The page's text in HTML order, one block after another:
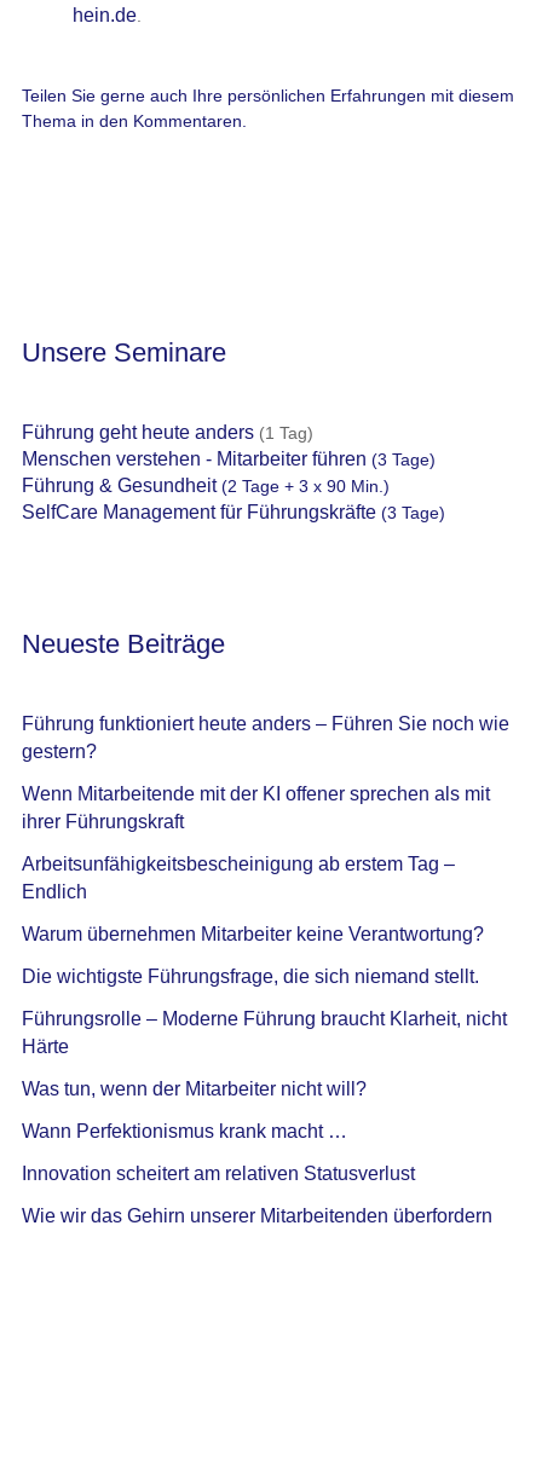
hein.de.
Teilen Sie gerne auch Ihre persönlichen Erfahrungen mit diesem
Thema in den Kommentaren.
Unsere Seminare
Führung geht heute anders(1 Tag)
Menschen verstehen - Mitarbeiter führen (3 Tage)
Führung & Gesundheit(2 Tage + 3 x 90 Min.)
SelfCare Management für Führungskräfte(3 Tage)
Neueste Beiträge
Führung funktioniert heute anders – Führen Sie noch wie
gestern?
Wenn Mitarbeitende mit der KI offener sprechen als mit
ihrer Führungskraft
Arbeitsunfähigkeitsbescheinigung ab erstem Tag –
Endlich
Warum übernehmen Mitarbeiter keine Verantwortung?
Die wichtigste Führungsfrage, die sich niemand stellt.
Führungsrolle – Moderne Führung braucht Klarheit, nicht
Härte
Was tun, wenn der Mitarbeiter nicht will?
Wann Perfektionismus krank macht …
Innovation scheitert am relativen Statusverlust
Wie wir das Gehirn unserer Mitarbeitenden überfordern